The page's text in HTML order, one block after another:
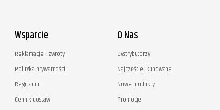
Wsparcie
Reklamacje i zwroty
Polityka prywatności
Regulamin
Cennik dostaw
O Nas
Dystrybutorzy
Najczęściej kupowane
Nowe produkty
Promocje